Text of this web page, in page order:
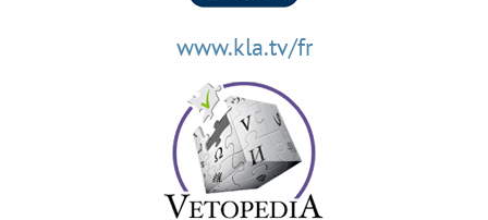
www.kla.tv/fr